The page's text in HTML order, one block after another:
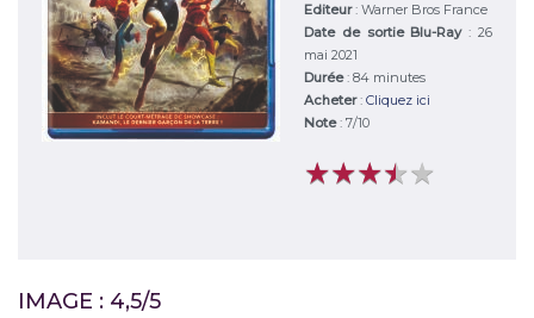
Editeur: Warner Bros France
Date de sortie Blu-Ray: 26
mai 2021
Durée: 84 minutes
Acheter: Cliquez ici
Note: 7/10
★★★★★
★★★★★
IMAGE : 4,5/5